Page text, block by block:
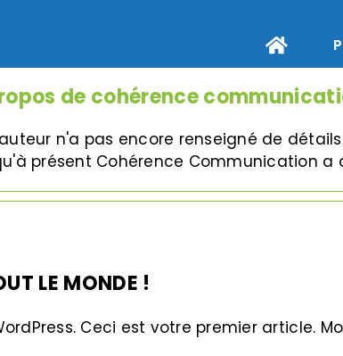
de cohérence
n'a pas encore renseigné de
présent Cohérence Communication a
LE MONDE !
Ceci est votre premier article.